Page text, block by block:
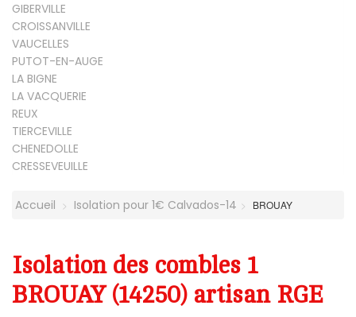
GIBERVILLE
CROISSANVILLE
VAUCELLES
PUTOT-EN-AUGE
LA BIGNE
LA VACQUERIE
REUX
TIERCEVILLE
CHENEDOLLE
CRESSEVEUILLE
Accueil Isolation pour 1€ Calvados-14 BROUAY
Isolation des combles 1
BROUAY (14250) artisan RGE